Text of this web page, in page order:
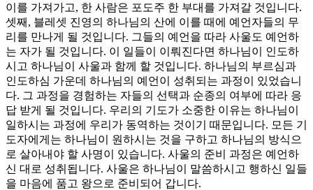
이를 가져가고, 한 사람은 포도주 한 부대를 가져갈 것입니다.
셋째, 블레셋 진영의 하나님의 산에 이를 때에 예언자들의 무
리를 만나게 될 것입니다. 그들의 예언을 따라 사울도 예언하
는 자가 될 것입니다. 이 일들이 이뤄진다면 하나님이 인도하
시고 하나님이 사울과 함께 할 것입니다. 하나님의 부르심과
인도하심 가운데 하나님의 예언이 성취되는 과정이 있었습니
다. 그 과정을 경험하는 자들의 선택과 순종의 여부에 따라 응
답 받게 될 것입니다. 우리의 기도가 소중한 이유는 하나님이
일하시는 과정에 우리가 동역하는 것이기 때문입니다. 모든 기
도자에게는 하나님이 원하시는 것을 구하고 하나님의 방식으
로 살아내야 할 사명이 있습니다. 사울의 준비 과정은 예언하
신 대로 성취됩니다. 사울은 하나님이 말씀하시고 행하신 일들
을 마음에 품고 왕으로 준비되어 갑니다.